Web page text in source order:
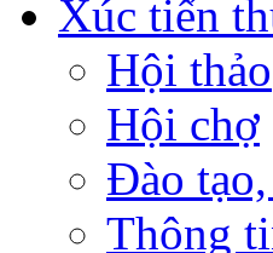
Xúc tiến
Hội thảo
Hội chợ
Đào
Thông